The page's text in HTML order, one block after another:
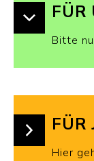
FÜR
Bitte
FÜR
Hier